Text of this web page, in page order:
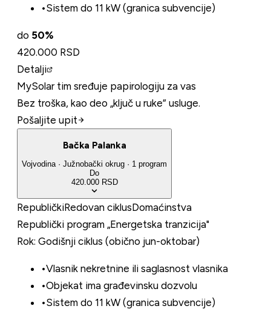
•Sistem do 11 kW (granica subvencije)
do 50%
420.000 RSD
Detalji
MySolar tim sređuje papirologiju za vas
Bez troška, kao deo „ključ u ruke” usluge.
Pošaljite upit
Bačka Palanka
Vojvodina· Južnobački okrug · 1 program
Do
420.000 RSD
RepubličkiRedovan ciklusDomaćinstva
Republički program „Energetska tranzicija"
Rok: Godišnji ciklus (obično jun-oktobar)
•Vlasnik nekretnine ili saglasnost vlasnika
•Objekat ima građevinsku dozvolu
•Sistem do 11 kW (granica subvencije)